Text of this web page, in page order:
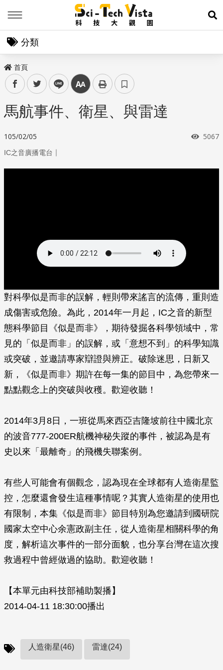
展
分類
首頁
facebooktwitter line 中
馬航事件、衛星、與雷達
105/02/05 瀏覽
5067
IC之音廣播電台 ｜
對科學似是而非的誤解，輕則帶來謠言的流傳，重則造
成傷害或危險。為此，2014年一月起，IC之音的新型
態科學節目《似是而非》，期待發掘各科學領域中，常
見的「似是而非」的誤解，或「意想不到」的科學知識
或突破，並邀請專家辯證與辨正。破除迷思，日新又
新，《似是而非》期許在每一集的節目中，為您帶來一
點點觀念上的突破與收穫。歡迎收聽！
2014年3月8日，一班從馬來西亞吉隆坡前往中國北京
的波音777-200ER航機神秘失蹤的事件，被認為是有
史以來「最離奇」的飛機失聯案例。
有些人可能會有個觀念，認為現在全球都有人造衛星監
控，怎麼還會發生這種事情呢？其實人造衛星的使用也
有限制，本集《似是而非》節目特別為您邀請到國研院
國家太空中心余憲政副主任，從人造衛星相關科學的角
度，解析這次事件的一部分面貌，也分享台灣在這次搜
救過程中曾經做過的協助。歡迎收聽！
【本單元由科技部補助製播】
2014-04-11 18:30:00播出
人造衛星(46) 雷達(24)